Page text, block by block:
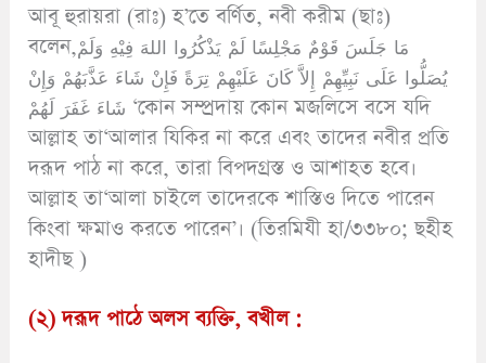
আবূ হুরায়রা (রাঃ) হ’তে বর্ণিত, নবী করীম (ছাঃ)
বলেন,مَا جَلَسَ قَوْمٌ مَجْلِسًا لَمْ يَذْكُرُوا اللهَ فِيْهِ وَلَمْ
يُصَلُّوا عَلَى نَبِيِّهِمْ إِلاَّ كَانَ عَلَيْهِمْ تِرَةً فَإِنْ شَاءَ عَذَّبَهُمْ وَإِنْ
شَاءَ غَفَرَ لَهُمْ ‘কোন সম্প্রদায় কোন মজলিসে বসে যদি
আল্লাহ তা‘আলার যিকির না করে এবং তাদের নবীর প্রতি
দরূদ পাঠ না করে, তারা বিপদগ্রস্ত ও আশাহত হবে।
আল্লাহ তা‘আলা চাইলে তাদেরকে শাস্তিও দিতে পারেন
কিংবা ক্ষমাও করতে পারেন’। (তিরমিযী হা/৩৩৮০; ছহীহ
হাদীছ )
(২) দরূদ পাঠে অলস ব্যক্তি, বখীল :